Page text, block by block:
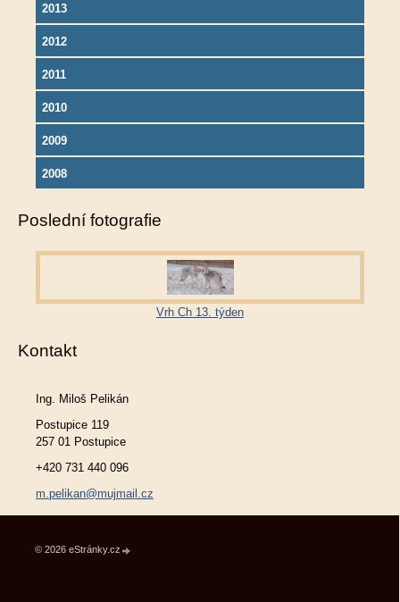
2013
2012
2011
2010
2009
2008
Poslední fotografie
Vrh Ch 13. týden
Kontakt
Ing. Miloš Pelikán
Postupice 119
257 01 Postupice
+420 731 440 096
m.pelikan@mujmail.cz
© 2026 eStránky.cz